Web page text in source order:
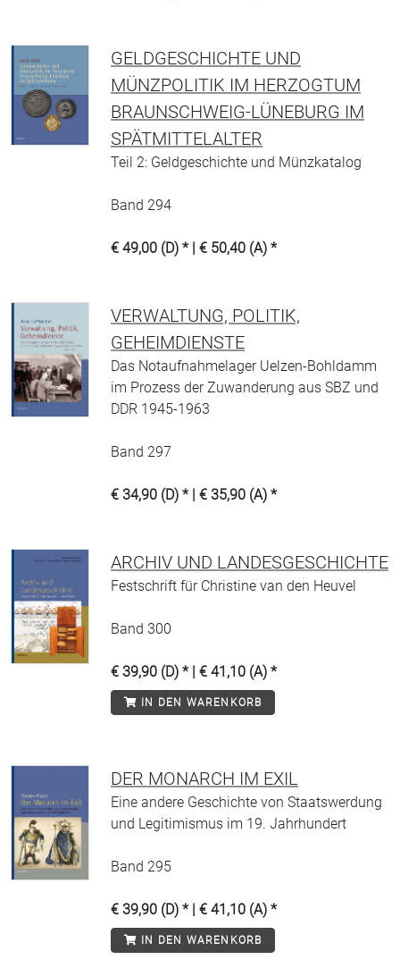
GELDGESCHICHTE UND
MÜNZPOLITIK IM HERZOGTUM
BRAUNSCHWEIG-LÜNEBURG IM
SPÄTMITTELALTER
Teil 2: Geldgeschichte und Münzkatalog
Band 294
€ 49,00 (D) * | € 50,40 (A) *
VERWALTUNG, POLITIK,
GEHEIMDIENSTE
Das Notaufnahmelager Uelzen-Bohldamm
im Prozess der Zuwanderung aus SBZ und
DDR 1945-1963
Band 297
€ 34,90 (D) * | € 35,90 (A) *
ARCHIV UND LANDESGESCHICHTE
Festschrift für Christine van den Heuvel
Band 300
€ 39,90 (D) * | € 41,10 (A) *
IN DEN WARENKORB
DER MONARCH IM EXIL
Eine andere Geschichte von Staatswerdung
und Legitimismus im 19. Jahrhundert
Band 295
€ 39,90 (D) * | € 41,10 (A) *
IN DEN WARENKORB